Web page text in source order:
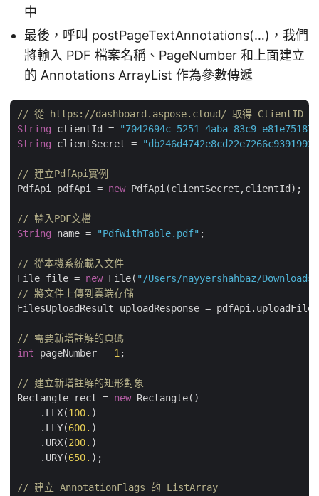
中
最後，呼叫 postPageTextAnnotations(…)，我們
將輸入 PDF 檔案名稱、PageNumber 和上面建立
的 Annotations ArrayList 作為參數傳遞
// 從 https://dashboard.aspose.cloud/ 取得 ClientID
String clientId =
"7042694c-5251-4aba-83c9-
String clientSecret =
// 建立PdfApi實例
PdfApi pdfApi = new PdfApi(clientSecret,clientId);
// 輸入PDF文檔
String name = "PdfWithTable.pdf" ;
// 從本機系統載入文件
File file = new File( "/Users/nayyershahbaz/
// 將文件上傳到雲端存儲
FilesUploadResult uploadResponse =
// 需要新增註解的頁碼
int pageNumber = 1 ;
// 建立新增註解的矩形對象
Rectangle rect = new Rectangle()
    .LLX(
100. )
    .LLY(
600. )
    .URX(
200. )
    .URY(
650. );
// 建立 AnnotationFlags 的 ListArray